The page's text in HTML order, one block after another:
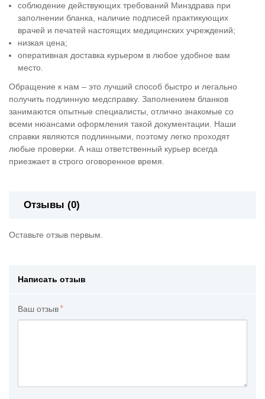
соблюдение действующих требований Минздрава при
заполнении бланка, наличие подписей практикующих
врачей и печатей настоящих медицинских учреждений;
низкая цена;
оперативная доставка курьером в любое удобное вам
место.
Обращение к нам – это лучший способ быстро и легально
получить подлинную медсправку. Заполнением бланков
занимаются опытные специалисты, отлично знакомые со
всеми нюансами оформления такой документации. Наши
справки являются подлинными, поэтому легко проходят
любые проверки. А наш ответственный курьер всегда
приезжает в строго оговоренное время.
Отзывы (0)
Оставьте отзыв первым.
Написать отзыв
Ваш отзыв